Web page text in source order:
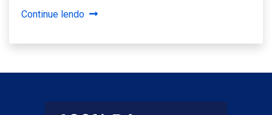
Continue lendo